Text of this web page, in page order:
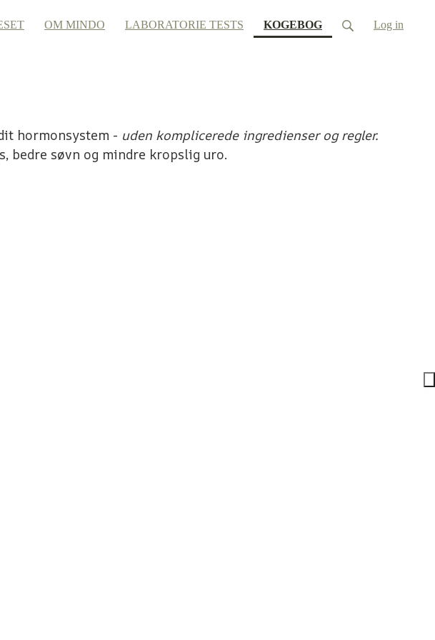
OM MINDO LABORATORIE TESTS KOGEBOG(current) Log in
hormonsystem - uden komplicerede ingredienser og regler.
bedre søvn og mindre kropslig uro.